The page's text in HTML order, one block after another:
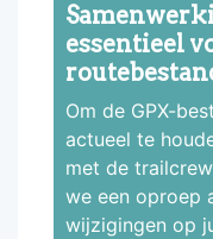
essentieel
Om de GPX-
actueel te
met de
we een oproep
wijzigingen op